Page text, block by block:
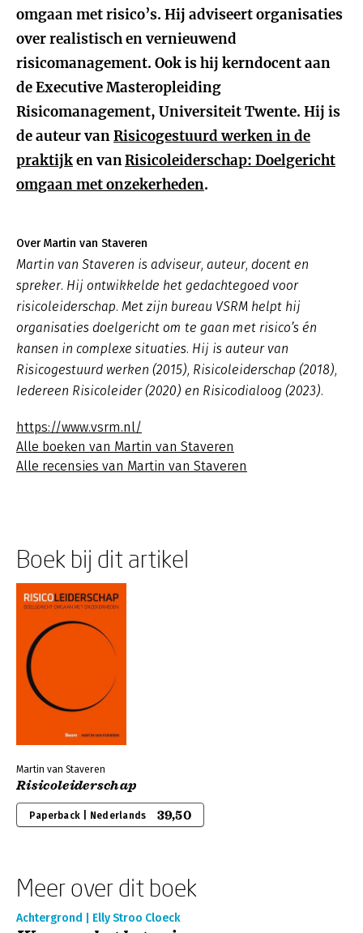
omgaan met risico’s. Hij adviseert organisaties
over realistisch en vernieuwend
risicomanagement. Ook is hij kerndocent aan
de Executive Masteropleiding
Risicomanagement, Universiteit Twente. Hij is
de auteur vanRisicogestuurd werken in de
praktijken vanRisicoleiderschap: Doelgericht
omgaan met onzekerheden.
Over Martin van Staveren
Martin van Staveren is adviseur, auteur, docent en
spreker. Hij ontwikkelde het gedachtegoed voor
risicoleiderschap. Met zijn bureau VSRM helpt hij
organisaties doelgericht om te gaan met risico’s én
kansen in complexe situaties. Hij is auteur van
Risicogestuurd werken (2015), Risicoleiderschap (2018),
Iedereen Risicoleider (2020) en Risicodialoog (2023).
https://www.vsrm.nl/
Alle boeken van Martin van Staveren
Alle recensies van Martin van Staveren
Boek bij dit artikel
Martin van Staveren
Risicoleiderschap
Paperback | Nederlands 39,50
Meer over dit boek
Achtergrond | Elly Stroo Cloeck